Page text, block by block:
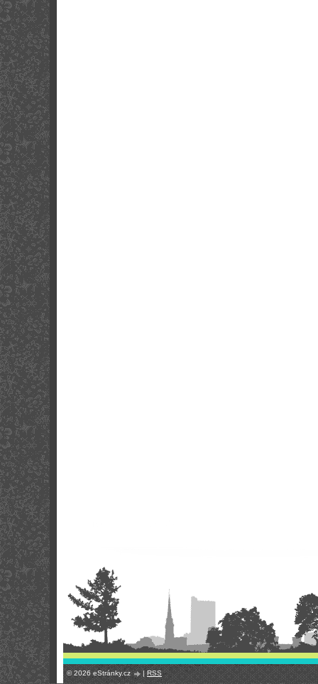
© 2026 eStránky.cz |RSS